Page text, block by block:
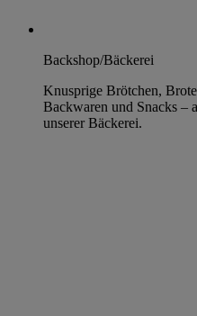
Backshop/Bäckerei
Knusprige Brötchen,
Backwaren und Snacks –
unserer Bäckerei.